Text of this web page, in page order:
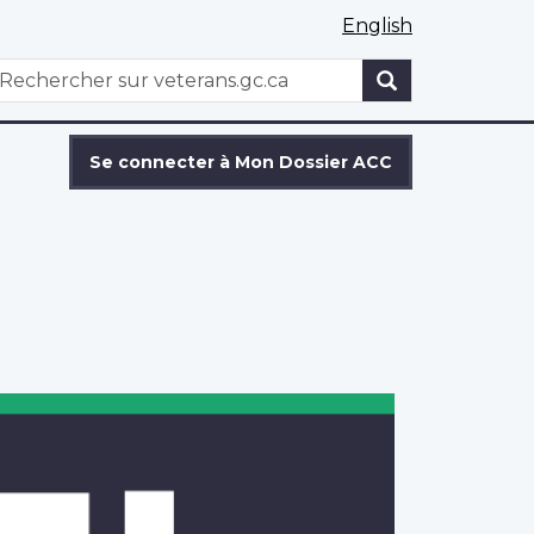
English
WxT
Se connecter à Mon Dossier ACC